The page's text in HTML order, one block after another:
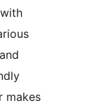
makes